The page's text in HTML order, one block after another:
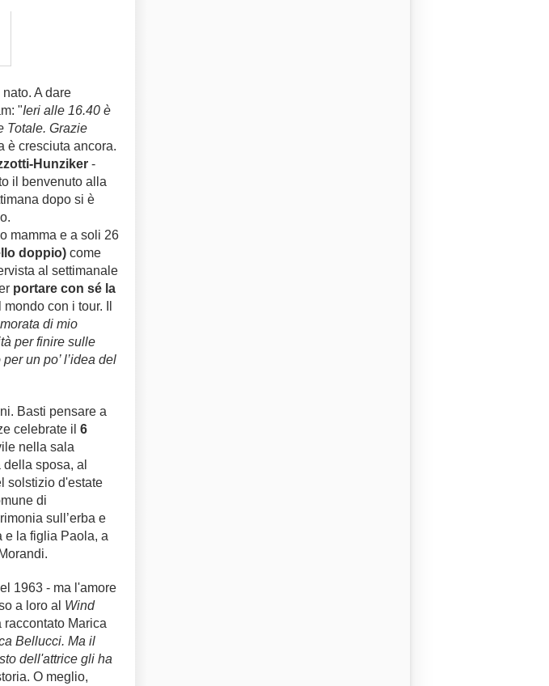
nato. A dare
"Ieri alle 16.40 è
Totale. Grazie
è cresciuta ancora.
Hunziker -
il benvenuto alla
dopo si è
mamma e a soli 26
doppio) come
al settimanale
portare con sé la
con i tour. Il
di mio
per finire sulle
un po’ l’idea del
Basti pensare a
celebrate il 6
nella sala
sposa, al
solstizio d'estate
di
sull’erba e
e la figlia Paola, a
1963 - ma l'amore
a loro al Wind
raccontato Marica
Bellucci. Ma il
dell'attrice gli ha
O meglio,